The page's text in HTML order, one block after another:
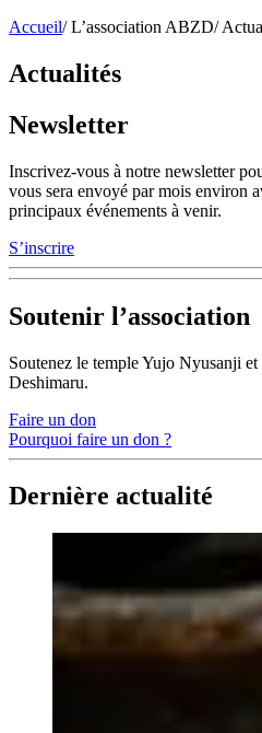
Accueil/ L’association ABZD/
Actualités
Newsletter
Inscrivez-vous à notre newsletter
vous sera envoyé par mois environ
principaux événements à venir.
S’inscrire
Soutenir l’association
Soutenez le temple Yujo Nyusanji
Deshimaru.
Faire un don
Pourquoi faire un don ?
Dernière actualité